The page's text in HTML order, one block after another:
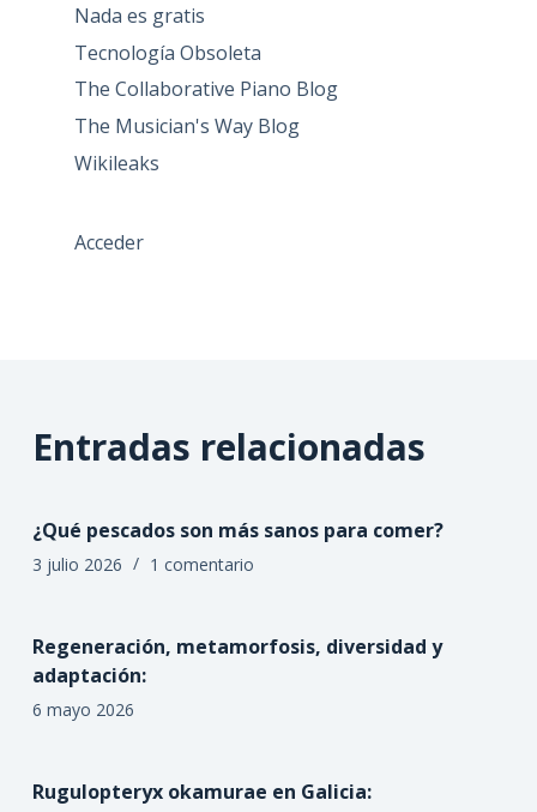
Nada es gratis
Tecnología Obsoleta
The Collaborative Piano Blog
The Musician's Way Blog
Wikileaks
Acceder
Entradas relacionadas
¿Qué pescados son más sanos para comer?
3 julio 2026 1 comentario
Regeneración, metamorfosis, diversidad y
adaptación:
6 mayo 2026
Rugulopteryx okamurae en Galicia: